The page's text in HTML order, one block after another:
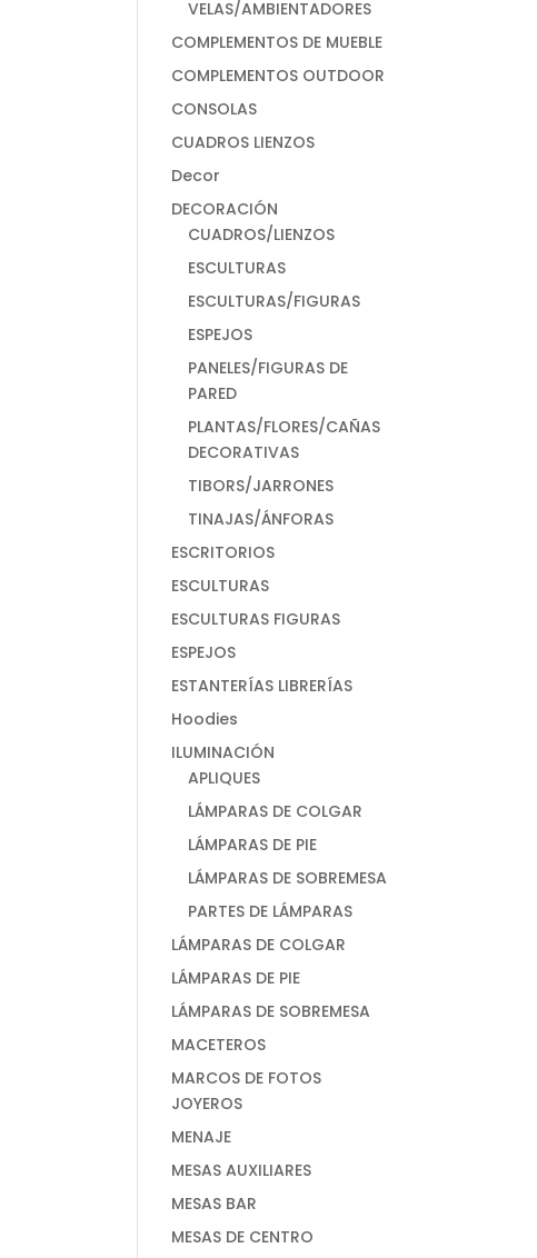
VELAS/AMBIENTADORES
COMPLEMENTOS DE MUEBLE
COMPLEMENTOS OUTDOOR
CONSOLAS
CUADROS LIENZOS
Decor
DECORACIÓN
CUADROS/LIENZOS
ESCULTURAS
ESCULTURAS/FIGURAS
ESPEJOS
PANELES/FIGURAS DE
PARED
PLANTAS/FLORES/CAÑAS
DECORATIVAS
TIBORS/JARRONES
TINAJAS/ÁNFORAS
ESCRITORIOS
ESCULTURAS
ESCULTURAS FIGURAS
ESPEJOS
ESTANTERÍAS LIBRERÍAS
Hoodies
ILUMINACIÓN
APLIQUES
LÁMPARAS DE COLGAR
LÁMPARAS DE PIE
LÁMPARAS DE SOBREMESA
PARTES DE LÁMPARAS
LÁMPARAS DE COLGAR
LÁMPARAS DE PIE
LÁMPARAS DE SOBREMESA
MACETEROS
MARCOS DE FOTOS
JOYEROS
MENAJE
MESAS AUXILIARES
MESAS BAR
MESAS DE CENTRO